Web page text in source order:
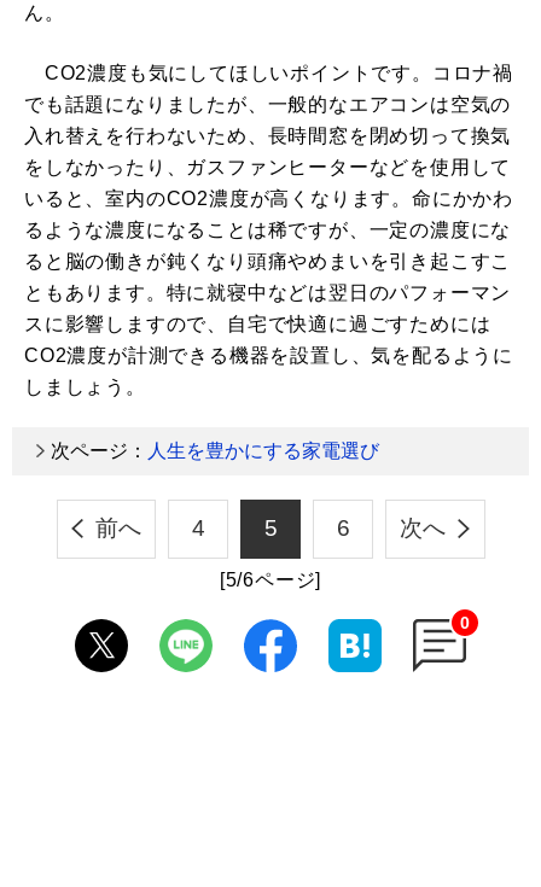
ん。
CO2濃度も気にしてほしいポイントです。コロナ禍
でも話題になりましたが、一般的なエアコンは空気の
入れ替えを行わないため、長時間窓を閉め切って換気
をしなかったり、ガスファンヒーターなどを使用して
いると、室内のCO2濃度が高くなります。命にかかわ
るような濃度になることは稀ですが、一定の濃度にな
ると脳の働きが鈍くなり頭痛やめまいを引き起こすこ
ともあります。特に就寝中などは翌日のパフォーマン
スに影響しますので、自宅で快適に過ごすためには
CO2濃度が計測できる機器を設置し、気を配るように
しましょう。
次ページ： 人生を豊かにする家電選び
前へ 4 5 6 次へ
[5/6ページ]
0